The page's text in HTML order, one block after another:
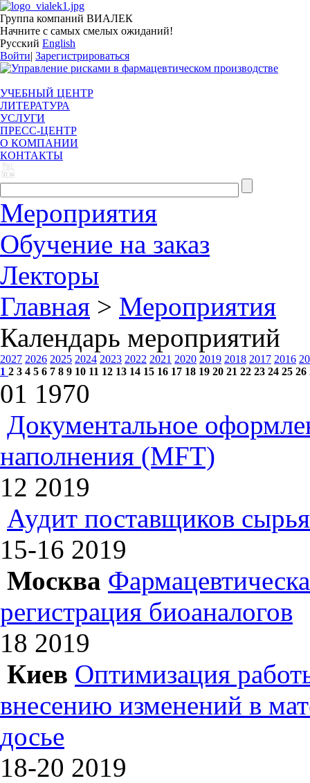
Группа компаний ВИАЛЕК
Начните с самых смелых ожиданий!
Русский English
Войти| Зарегистрироваться
УЧЕБНЫЙ ЦЕНТР
ЛИТЕРАТУРА
УСЛУГИ
ПРЕСС-ЦЕНТР
О КОМПАНИИ
КОНТАКТЫ
Мероприятия
Обучение на заказ
Лекторы
Главная > Мероприятия
Календарь мероприятий
2027 2026 2025 2024 2023 2022 2021 2020 2019 2018 2017 2016
1 2 3 4 5 6 7 8 9 10 11 12 13 14 15 16 17 18 19 20 21 22 23 24 25 26
01 1970
Документальное
наполнения (MFT)
12 2019
Аудит поставщиков
15-16 2019
Москва
регистрация биоаналогов
18 2019
Киев Оптимизация
внесению изменений в
досье
18-20 2019